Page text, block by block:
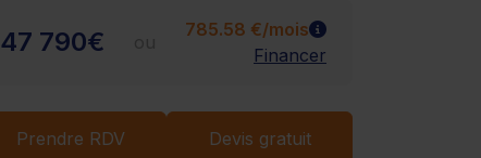
47 790€
785.58 €/mois
Financer
Prendre RDV Devis gratuit
Chargement...